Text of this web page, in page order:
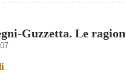
Guzzetta. Le